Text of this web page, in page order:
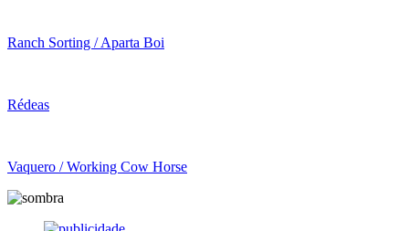
Ranch Sorting / Aparta Boi
Rédeas
Vaquero / Working Cow Horse